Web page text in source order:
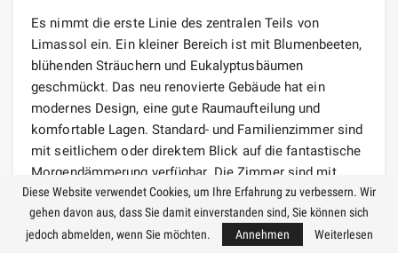
Es nimmt die erste Linie des zentralen Teils von
Limassol ein. Ein kleiner Bereich ist mit Blumenbeeten,
blühenden Sträuchern und Eukalyptusbäumen
geschmückt. Das neu renovierte Gebäude hat ein
modernes Design, eine gute Raumaufteilung und
komfortable Lagen. Standard- und Familienzimmer sind
mit seitlichem oder direktem Blick auf die fantastische
Morgendämmerung verfügbar. Die Zimmer sind mit
Polstermöbeln ausgestattet, ausgestattet mit
französischen Fenstern und gemütlichen Balkonen mit
einem transparenten Geländer, das ein unglaubliches
Diese Website verwendet Cookies, um Ihre Erfahrung zu verbessern. Wir
gehen davon aus, dass Sie damit einverstanden sind, Sie können sich
jedoch abmelden, wenn Sie möchten.
Annehmen Weiterlesen